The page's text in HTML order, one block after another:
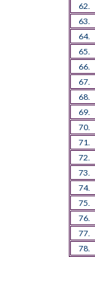
62.
63.
64.
65.
66.
67.
68.
69.
70.
71.
72.
73.
74.
75.
76.
77.
78.